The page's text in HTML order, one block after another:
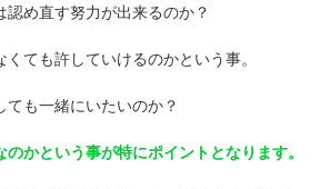
め直す努力が出来るのか？
ても許していけるのかという事。
ても一緒にいたいのか？
かという事が特にポイントとなります。